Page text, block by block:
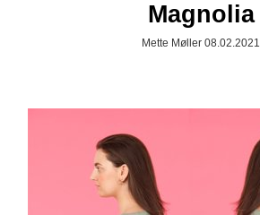
Magnolia
Mette Møller 08.02.2021